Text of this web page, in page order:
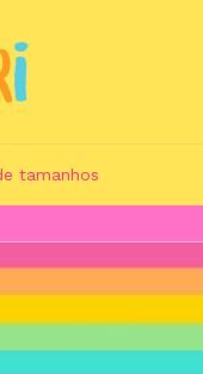
tamanhos